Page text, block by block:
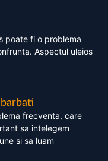
poate fi o problema
Aspectul uleios
frecventa, care
sa intelegem
si sa luam